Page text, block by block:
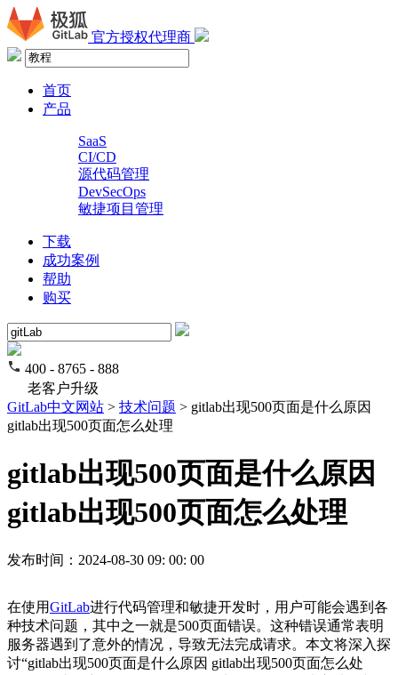
官方授权代理商
首页
产品
SaaS
CI/CD
源代码管理
DevSecOps
敏捷项目管理
下载
成功案例
帮助
购买
400 - 8765 - 888
老客户升级
GitLab中文网站 > 技术问题 > gitlab出现500页面是什么原因
gitlab出现500页面怎么处理
gitlab出现500页面是什么原因
gitlab出现500页面怎么处理
发布时间：2024-08-30 09: 00: 00
在使用GitLab进行代码管理和敏捷开发时，用户可能会遇到各
种技术问题，其中之一就是500页面错误。这种错误通常表明
服务器遇到了意外的情况，导致无法完成请求。本文将深入探
讨“gitlab出现500页面是什么原因 gitlab出现500页面怎么处